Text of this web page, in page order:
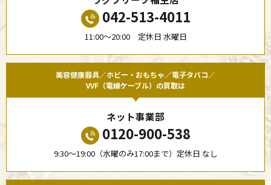
042-513-4011
11:00〜20:00 定休日 水曜日
美容健康器具／ホビー・おもちゃ／電子タバコ／
VVF（電線ケーブル）の買取は
ネット事業部
0120-900-538
9:30〜19:00（水曜のみ17:00まで）定休日 なし